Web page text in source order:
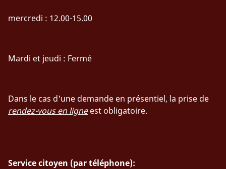
mercredi : 12.00-15.00
Mardi et jeudi : Fermé
Dans le cas d'une demande en présentiel, la prise de
rendez-vous en ligneest obligatoire.
Service citoyen (par téléphone):